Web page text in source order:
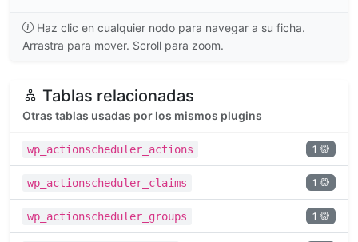
Haz clic en cualquier nodo para navegar a su ficha.
Arrastra para mover. Scroll para zoom.
Tablas relacionadas
Otras tablas usadas por los mismos plugins
wp_actionscheduler_actions 1
wp_actionscheduler_claims 1
wp_actionscheduler_groups 1